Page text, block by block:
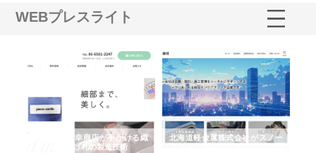
WEBプレスライト
有限会社松幸商店が手がける織
ネームと下げ札の製造技術
北海道軽金属株式会社がスノー